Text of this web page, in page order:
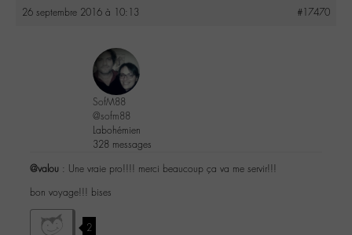
26 septembre 2016 à 10:13 #17470
SofM88
@sofm88
Labohémien
328 messages
@valou : Une vraie pro!!!! merci beaucoup ça va me servir!!!
bon voyage!!! bises
2